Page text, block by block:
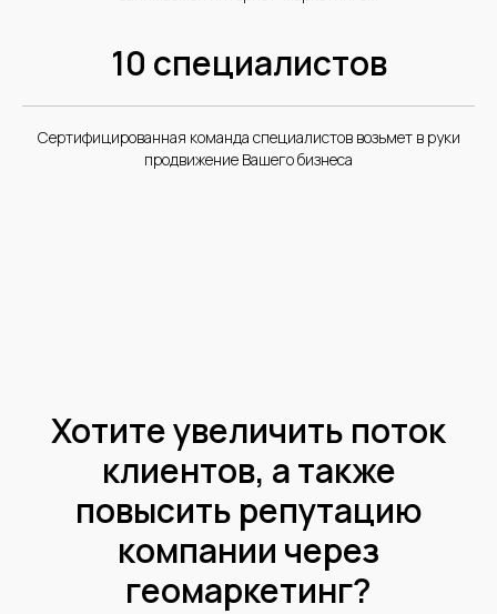
10 специалистов
Сертифицированная команда специалистов возьмет в руки
продвижение Вашего бизнеса
Хотите увеличить поток
клиентов, а также
повысить репутацию
компании через
геомаркетинг?